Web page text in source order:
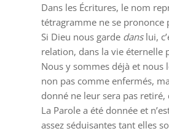
Dans les Écritures, le nom
tétragramme ne se prononce
Si Dieu nous garde danslui,
relation, dans la vie éternelle
Nous y sommes déjà et nous
non pas comme enfermés,
donné ne leur sera pas
La Parole a été donnée et
assez séduisantes tant elles